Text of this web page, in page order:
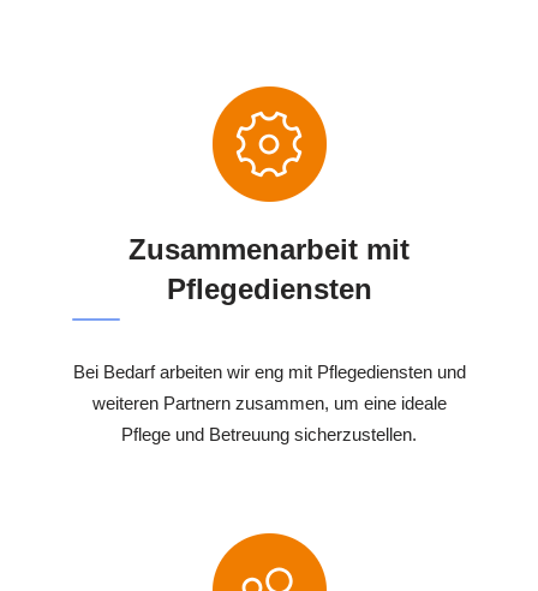
Zusammenarbeit mit
Pflegediensten
Bei Bedarf arbeiten wir eng mit Pflegediensten und
weiteren Partnern zusammen, um eine ideale
Pflege und Betreuung sicherzustellen.